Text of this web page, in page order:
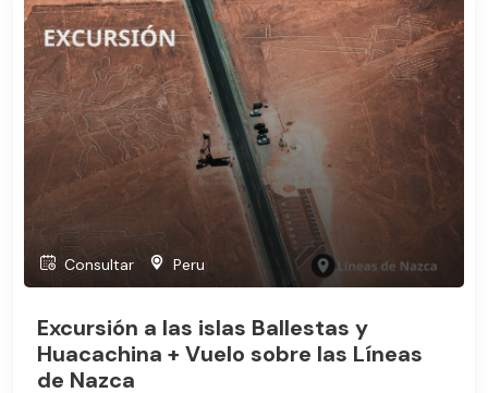
Consultar Peru
Excursión a las islas Ballestas y
Huacachina + Vuelo sobre las Líneas
de Nazca